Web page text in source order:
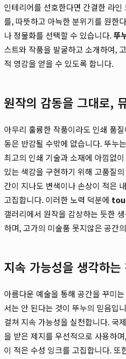
인테리어를 선호한다면 간결한 라
를, 따뜻하고 아늑한 분위기를 원한
나 정물화를 선택할 수 있습니다.뚜
스트와 작품을 발굴하고 소개하여,
적 영감을 얻을 수 있도록 합니다.
원작의 감동을 그대로,
아무리 훌륭한 작품이라도 인쇄 품
동은 반감될 수밖에 없습니다. 뚜누
최고의 인쇄 기술과 소재에 아낌없
있는 색감을 구현하기 위해 고품질
간이 지나도 변색이나 손상이 적은
고집합니다. 이러한 노력 덕분에
갤러리에서 원작을 감상하는 듯한
하며, 고가의 미술품 못지않은 공간
지속 가능성을 생각하는
아름다운 예술을 통해 공간을 꾸미
서는 안 된다는 것이 뚜누의 믿음입
걸쳐 지속 가능성을 실천합니다. 국
을 받은 제지를 우선적으로 사용하
이 적은 수성 잉크를 고집합니다. 또